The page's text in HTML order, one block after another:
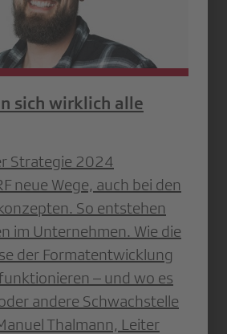
sich wirklich alle
Strategie 2024
neue Wege, auch bei den
So entstehen
im Unternehmen. Wie die
der Formatentwicklung
– und wo es
andere Schwachstelle
Thalmann, Leiter